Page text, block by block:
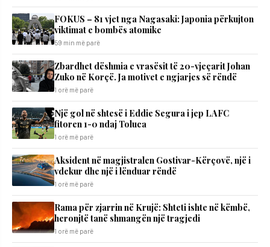
FOKUS – 81 vjet nga Nagasaki: Japonia përkujton
viktimat e bombës atomike
59 min më parë
Zbardhet dëshmia e vrasësit të 20-vjeçarit Johan
Zuko në Korçë. Ja motivet e ngjarjes së rëndë
1 orë më parë
Një gol në shtesë i Eddie Segura i jep LAFC
fitoren 1-0 ndaj Toluca
1 orë më parë
Aksident në magjistralen Gostivar-Kërçovë, një i
vdekur dhe një i lënduar rëndë
1 orë më parë
Rama për zjarrin në Krujë: Shteti ishte në këmbë,
heronjtë tanë shmangën një tragjedi
1 orë më parë